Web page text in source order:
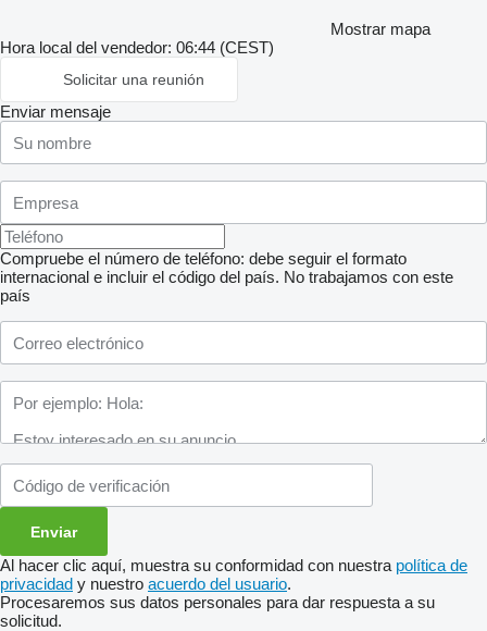
Mostrar mapa
Hora local del vendedor: 06:44 (CEST)
Solicitar una reunión
Enviar mensaje
Compruebe el número de teléfono: debe seguir el formato
internacional e incluir el código del país. No trabajamos con este
país
Al hacer clic aquí, muestra su conformidad con nuestra política de
privacidad y nuestro acuerdo del usuario.
Procesaremos sus datos personales para dar respuesta a su
solicitud.